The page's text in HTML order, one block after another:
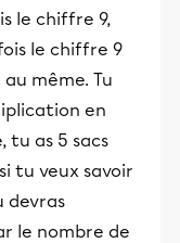
le chiffre 9,
le chiffre 9
même. Tu
en
tu as 5 sacs
tu veux savoir
devras
le nombre de